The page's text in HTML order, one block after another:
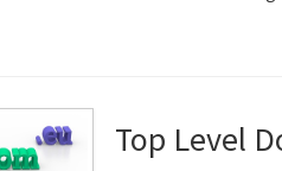
Top Level